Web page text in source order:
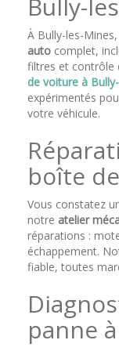
Bully-
À Bully-les-
auto complet,
filtres et contrôle
de voiture à
expérimentés
votre véhicule.
boîte
Vous constatez
notre atelier
réparations :
échappement.
fiable, toutes
panne